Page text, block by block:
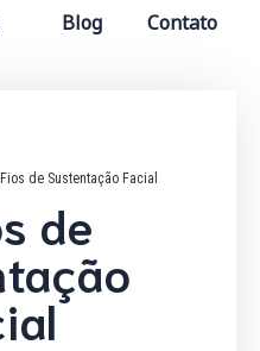
Blog Contato
de Sustentação Facial
de